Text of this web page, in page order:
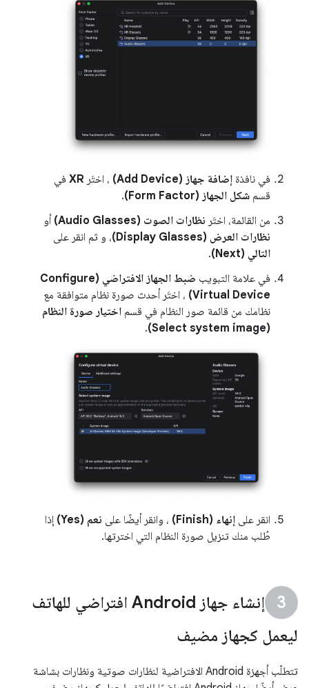
في نافذة إضافة جهاز (Add Device) ، اختَر XR في
قسم شكل الجهاز (Form Factor)
.
من القائمة، اختَر نظارات الصوت (Audio Glasses)
أو
نظارات العرض (Display Glasses)
، و ثم انقر على
التالي (Next)
.
في علامة التبويب
ضبط الجهاز الافتراضي (Configure
Virtual Device) ، اختَر أحدث صورة نظام متوافقة مع
نظامك من قائمة صور النظام في قسم اختيار صورة النظام
(Select system image)
.
انقر على إنهاء (Finish) ، وانقر أيضًا على نعم (Yes)
إذا
طُلب منك تنزيل صورة النظام التي اخترتها.
إنشاء جهاز Android افتراضي للهاتف
ليعمل كجهاز مضيف
تتطلّب أجهزة Android الافتراضية لنظارات صوتية ونظارات بشاشة